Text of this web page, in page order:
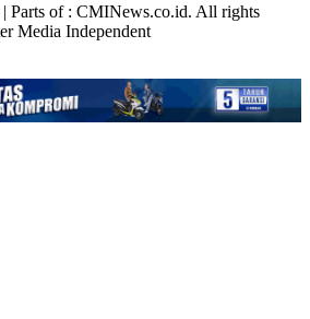
Parts of : CMINews.co.id. All rights
Media Independent